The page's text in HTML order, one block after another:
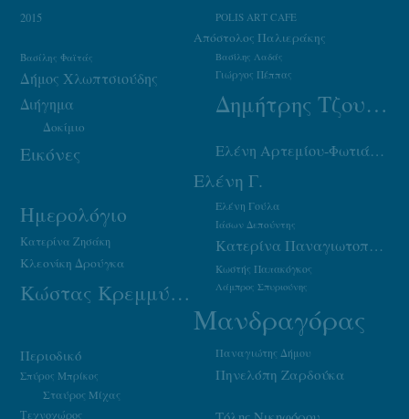
2015 POLIS ART CAFE
Απόστολος Παλιεράκης
Βασίλης Λαδάς
Βασίλης Φαϊτάς
Γιώργος Πέππας
Δήμος Χλωπτσιούδης
Δημήτρης Τζουμάκας
Διήγημα
Δοκίμιο
Εικόνες Ελένη Αρτεμίου-Φωτιάδου
Ελένη Γ.
Ελένη Γούλα
Ημερολόγιο Ιάσων Δεπούντης
Κατερίνα Ζησάκη Κατερίνα Παναγιωτοπούλου
Κλεονίκη Δρούγκα Κωστής Παπακόγκος
Κώστας Κρεμμύδας Λάμπρος Σπυριούνης
Μανδραγόρας
Παναγιώτης Δήμου
Περιοδικό
Πηνελόπη Ζαρδούκα
Σπύρος Μπρίκος
Σταύρος Μίχας
Τεχνοχώρος